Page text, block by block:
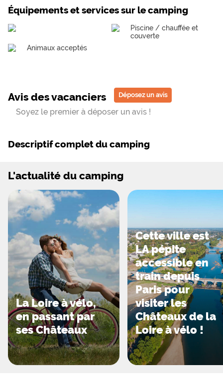
Équipements et services sur le camping
Piscine / chauffée et
couverte
Animaux acceptés
Avis des vacanciers Déposez un avis
Soyez le premier à déposer un avis !
Descriptif complet du camping
L'actualité du camping
La Loire à vélo,
en passant par
ses Châteaux
Cette ville est
LA pépite
accessible en
train depuis
Paris pour
visiter les
Châteaux de la
Loire à vélo !